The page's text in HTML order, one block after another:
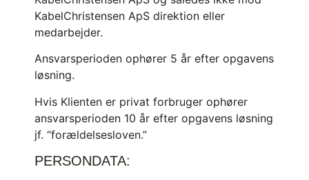
KabelChristensen ApS direktion eller
medarbejder.
Ansvarsperioden ophører 5 år efter opgavens
løsning.
Hvis Klienten er privat forbruger ophører
ansvarsperioden 10 år efter opgavens løsning
jf. “forældelsesloven.”
PERSONDATA: